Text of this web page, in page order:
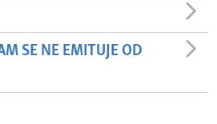
SE NE EMITUJE OD